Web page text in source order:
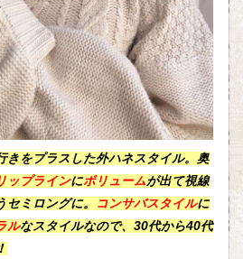
きをプラスした外ハネスタイル。奥
ップラインにボリュームが出て視線
セミロングに。 コンサバスタイルに
ルなスタイルなので、30代から40代